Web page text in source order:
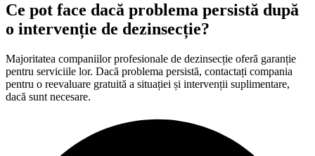
Ce pot face dacă problema persistă după
o intervenție de dezinsecție?
Majoritatea companiilor profesionale de dezinsecție oferă garanție
pentru serviciile lor. Dacă problema persistă, contactați compania
pentru o reevaluare gratuită a situației și intervenții suplimentare,
dacă sunt necesare.